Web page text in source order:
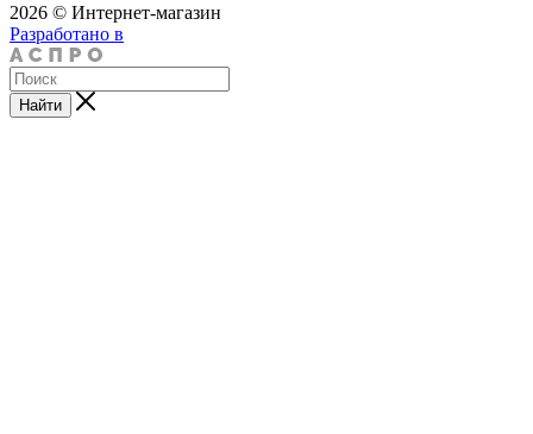
2026 © Интернет-магазин
Разработано в
Найти